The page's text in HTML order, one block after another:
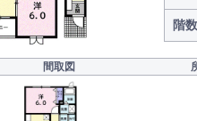
階数
間取図